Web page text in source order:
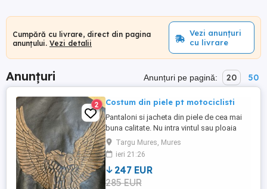
Cumpără cu livrare, direct din pagina
anunțului. Vezi detalii
Vezi anunțuri
cu livrare
Anunțuri Anunțuri pe pagină: 20 50
2 Costum din piele pt motociclisti
Pantaloni si jacheta din piele de cea mai
buna calitate. Nu intra vintul sau ploaia
prin ele. Sunt in stare foarte buna,purtate
din pacate ,diar de citeva ori.Model
deosebit ,ideal pt bikeri de motoare
clasice.
Targu Mures, Mures
ieri 21:26
247 EUR
285 EUR